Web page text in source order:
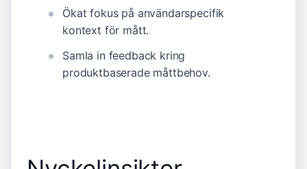
Ökat fokus på användarspecifik
kontext för mått.
Samla in feedback kring
produktbaserade måttbehov.